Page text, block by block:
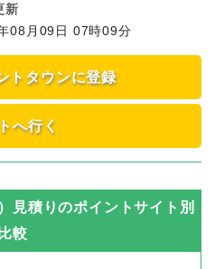
新
08月09日 07時09分
トタウンに登録
へ行く
見積りのポイントサイト別
比較